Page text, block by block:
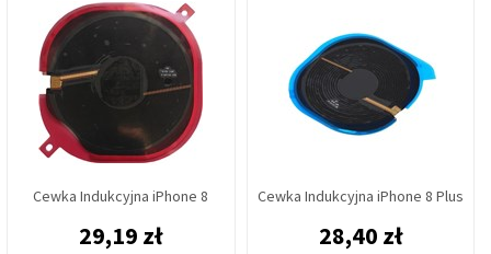
Cewka Indukcyjna iPhone 8
29,19 zł
Cewka Indukcyjna iPhone 8 Plus
28,40 zł